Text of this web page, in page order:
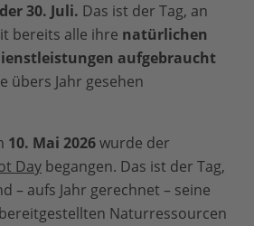
30. Juli. Das ist der Tag, an
bereits alle ihre natürlichen
aufgebraucht
übers Jahr gesehen
10. Mai 2026wurde der
Day begangen. Das ist der Tag,
– aufs Jahr gerechnet – seine
Naturressourcen